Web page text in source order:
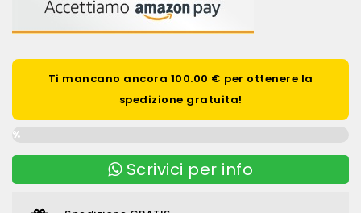
Ti mancano ancora 100.00 € per ottenere la
spedizione gratuita!
0%
Scrivici per info